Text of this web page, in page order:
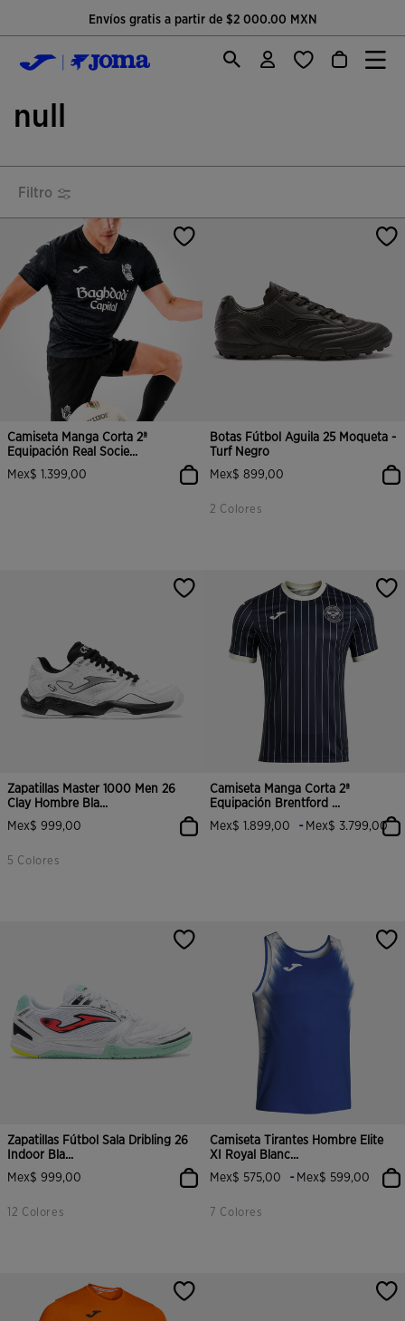
Única página oficial de Joma Sport
null
Filtro
Camiseta Manga Corta 2ª
Equipación Real Socie...
Mex$ 1.399,00
Botas Fútbol Aguila 25 Moqueta -
Turf Negro
Mex$ 899,00
2 Colores
Zapatillas Master 1000 Men 26
Clay Hombre Bla...
Mex$ 999,00
5 Colores
Camiseta Manga Corta 2ª
Equipación Brentford ...
Mex$ 1.899,00
- Mex$ 3.799,00
Zapatillas Fútbol Sala Dribling 26
Indoor Bla...
Mex$ 999,00
12 Colores
Camiseta Tirantes Hombre Elite
XI Royal Blanc...
Mex$ 575,00
- Mex$ 599,00
7 Colores